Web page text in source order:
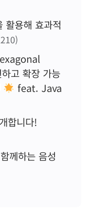
용해 효과적
고 확장 가능
feat. Java
합니다!
께하는 음성